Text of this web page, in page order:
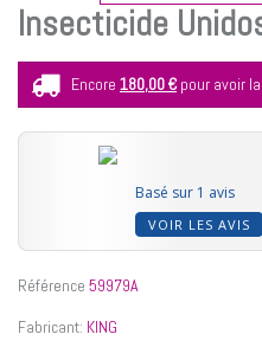
Insecticide
Encore 180,00 € pour avoir
Basé sur 1 avis
VOIR LES AVIS
Référence 59979A
Fabricant: KING